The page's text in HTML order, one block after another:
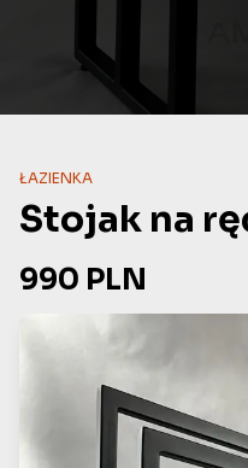
ŁAZIENKA
Stojak na
990 PLN